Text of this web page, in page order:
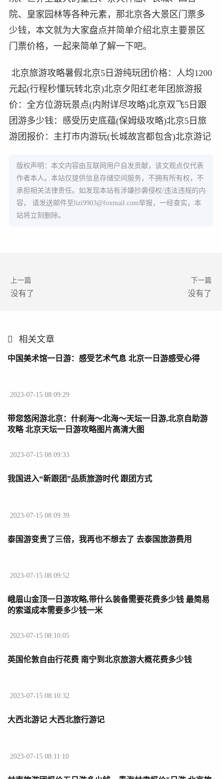
院、皇家园林等各种元素，那北京各大景区门票多
少钱，本文就为大家盘点并简单介绍北京主要景区
门票价格，一起来简单了解一下吧。
北京旅游攻略暑假北京5日游纯玩团价格：人均1200
元起(行程秒懂玩转北京)北京夕阳红老年团旅游报
价：全方位游玩景点(内附详尽攻略)北京双飞5日跟
团游多少钱：感受历史底蕴(保姆级攻略)北京5日旅
游团报价：主打市内游玩(长城故宫都包含)北京游记
版权声明：本文内容由互联网用户自发贡献，该文观点仅代表
作者本人。本站仅提供信息存储空间服务，不拥有所有权，不
承担相关法律责任。如发现本站有涉嫌抄袭侵权/违法违规的内
容， 请发送邮件至lizi9903@foxmail.com举报，一经查实，本
站将立刻删除。
上一篇
没有了
下一篇
没有了
相关文章
中国美术馆一日游：感受艺术气息 北京一日游感受心得
2023-07-15 08:09:29
带您悠闲游北京：什刹海～北海～天坛一日游,北京自助游
攻略 北京天坛一日游攻略图片高清大图
2023-07-15 08:09:33
我国进入“新跟团”品质旅游时代 跟团方式
2023-07-15 08:09:39
泰国游变贵了三倍，我再也不想去了 去泰国旅游费用
2023-07-15 08:09:52
峨眉山金顶一日游攻略,带什么装备需要花费多少钱 最简易
的索道成本需要多少钱一米
2023-07-15 08:10:05
英国伦敦自由行花费 南宁到北京旅游大概花费多少钱
2023-07-15 08:10:32
大西北游记 大西北旅行游记
2023-07-15 08:11:10